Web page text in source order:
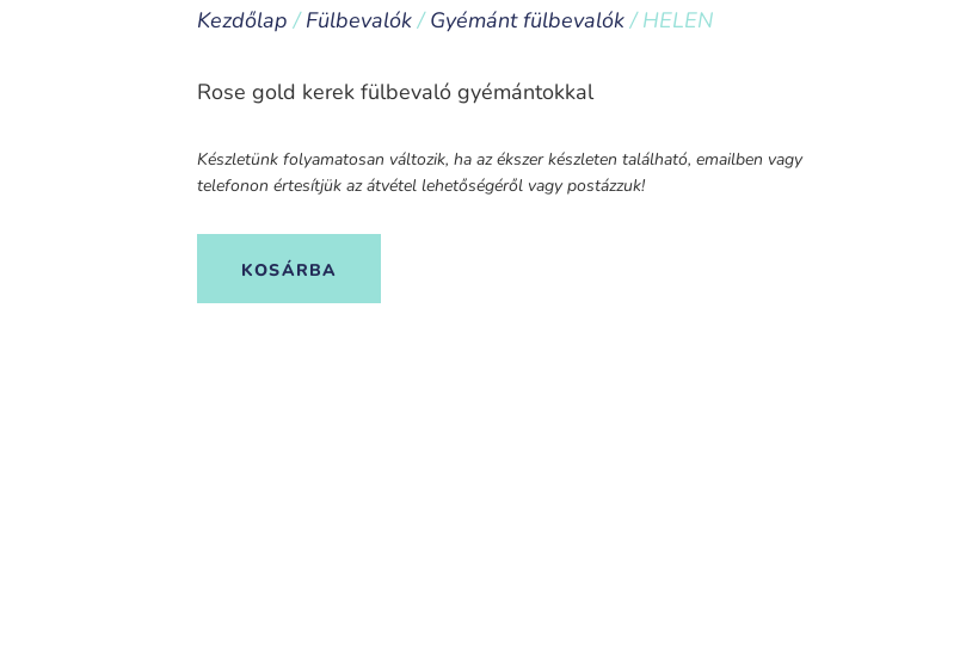
Kezdőlap /Fülbevalók/Gyémánt fülbevalók/ HELEN
Rose gold kerek fülbevaló gyémántokkal
Készletünk folyamatosan változik, ha az ékszer készleten található, emailben vagy
telefonon értesítjük az átvétel lehetőségéről vagy postázzuk!
KOSÁRBA